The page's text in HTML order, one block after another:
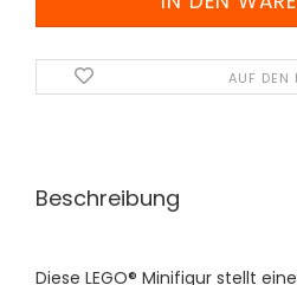
AUF DEN
Beschreibung
Diese LEGO® Minifigur stellt